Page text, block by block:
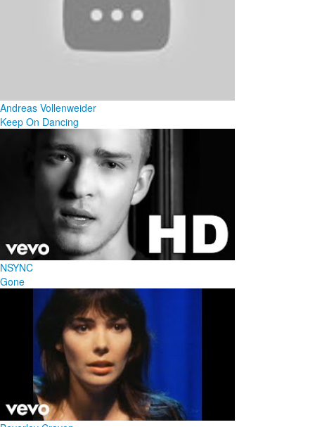
Andreas Vollenweider
Keep On Dancing
NSYNC
Gone